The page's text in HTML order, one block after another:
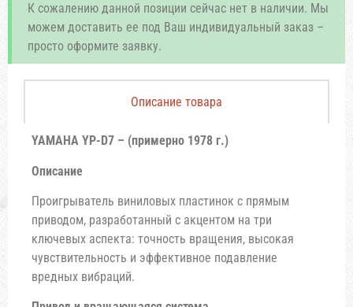
К сожалению данной позиции сейчас нет в наличии. Мы
можем доставить ее под Ваш индивидуальный заказ –
просто оформите заявку.
Описание товара
YAMAHA YP-D7 – (примерно 1978 г.)
Описание
Проигрыватель виниловых пластинок с прямым
приводом, разработанный с акцентом на три
ключевых аспекта: точность вращения, высокая
чувствительность и эффективное подавление
вредных вибраций.